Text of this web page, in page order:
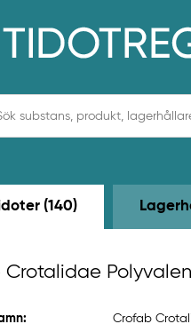
(140)
Crotalidae
Crofab